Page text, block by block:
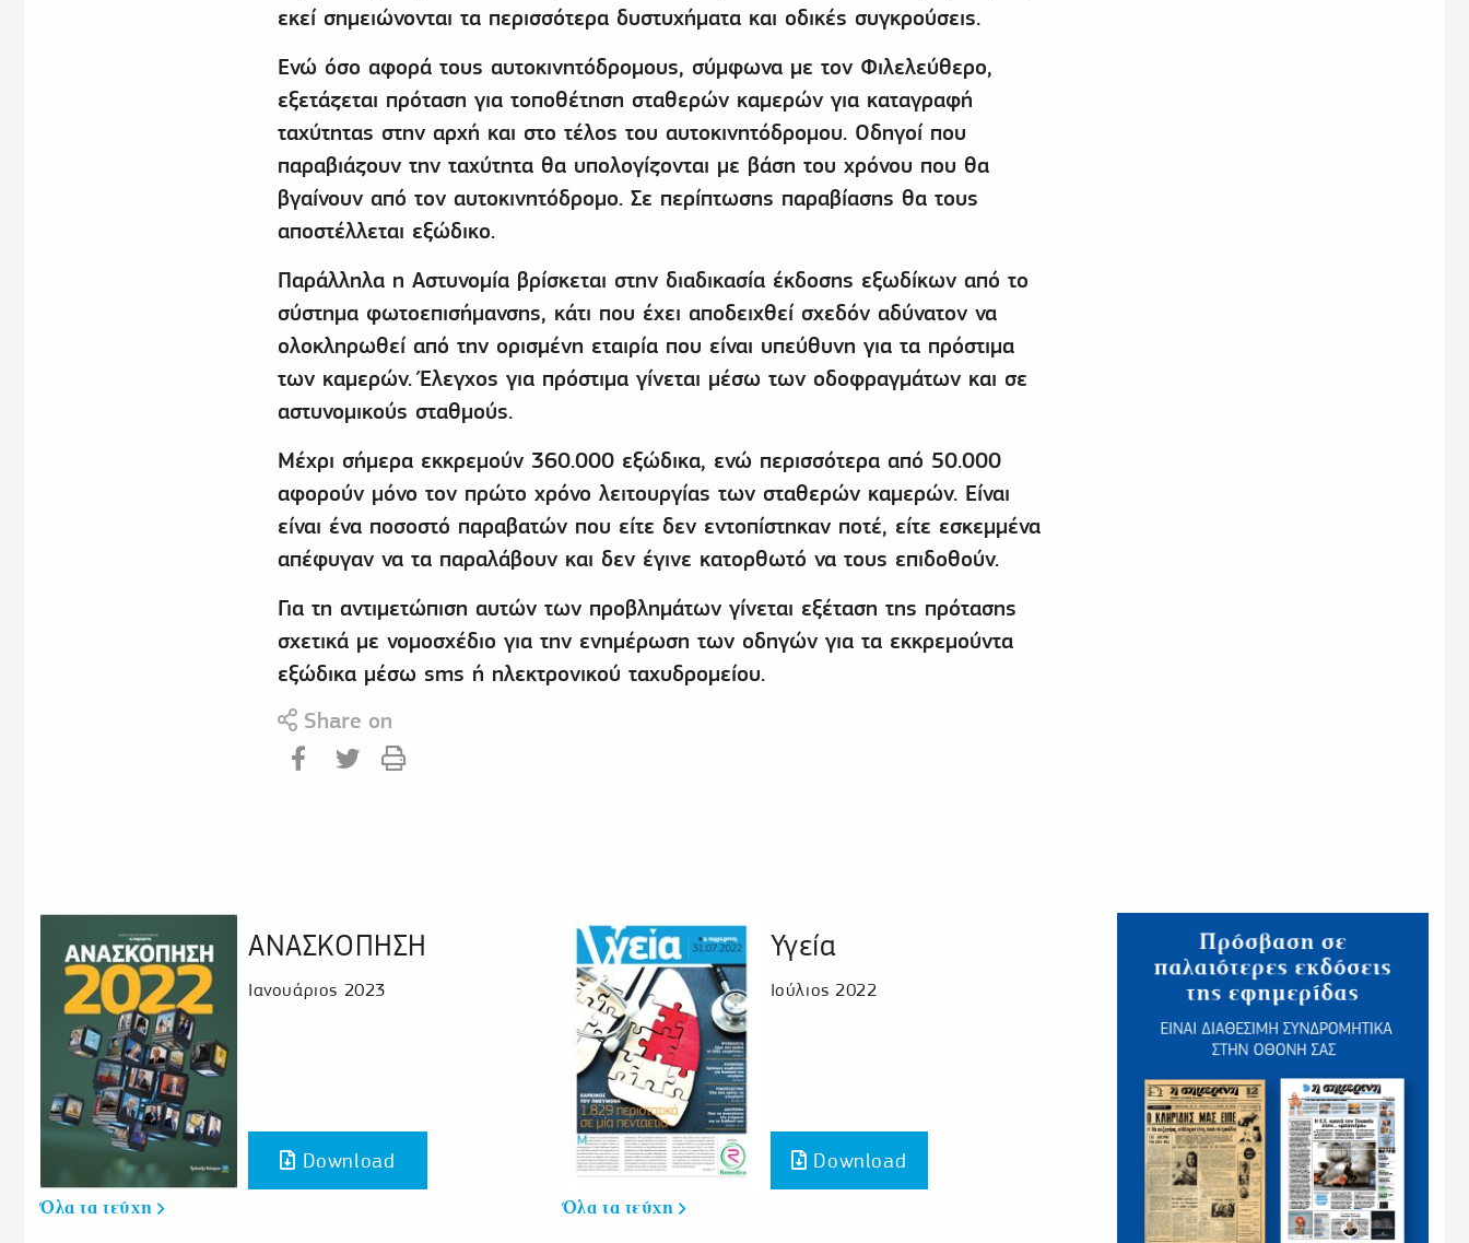
εκεί σημειώνονται τα περισσότερα δυστυχήματα και οδικές συγκρούσεις.
Ενώ όσο αφορά τους αυτοκινητόδρομους, σύμφωνα με τον Φιλελεύθερο,
εξετάζεται πρόταση για τοποθέτηση σταθερών καμερών για καταγραφή
ταχύτητας στην αρχή και στο τέλος του αυτοκινητόδρομου. Οδηγοί που
παραβιάζουν την ταχύτητα θα υπολογίζονται με βάση του χρόνου που θα
βγαίνουν από τον αυτοκινητόδρομο. Σε περίπτωσης παραβίασης θα τους
αποστέλλεται εξώδικο.
Παράλληλα η Αστυνομία βρίσκεται στην διαδικασία έκδοσης εξωδίκων από το
σύστημα φωτοεπισήμανσης, κάτι που έχει αποδειχθεί σχεδόν αδύνατον να
ολοκληρωθεί από την ορισμένη εταιρία που είναι υπεύθυνη για τα πρόστιμα
των καμερών. Έλεγχος για πρόστιμα γίνεται μέσω των οδοφραγμάτων και σε
αστυνομικούς σταθμούς.
Μέχρι σήμερα εκκρεμούν 360.000 εξώδικα, ενώ περισσότερα από 50.000
αφορούν μόνο τον πρώτο χρόνο λειτουργίας των σταθερών καμερών. Είναι
είναι ένα ποσοστό παραβατών που είτε δεν εντοπίστηκαν ποτέ, είτε εσκεμμένα
απέφυγαν να τα παραλάβουν και δεν έγινε κατορθωτό να τους επιδοθούν.
Για τη αντιμετώπιση αυτών των προβλημάτων γίνεται εξέταση της πρότασης
σχετικά με νομοσχέδιο για την ενημέρωση των οδηγών για τα εκκρεμούντα
εξώδικα μέσω sms ή ηλεκτρονικού ταχυδρομείου.
Share on
ΑΝΑΣΚΟΠΗΣΗ
Ιανουάριος 2023
Download
Όλα τα τεύχη
Υγεία
Ιούλιος 2022
Download
Όλα τα τεύχη